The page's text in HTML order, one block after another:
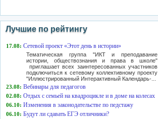
Лучшие по рейтингу
17.08: Сетевой проект «Этот день в истории»
Тематическая группа "ИКТ и преподавание
истории, обществознания и права в школе"
приглашает всех заинтересованных участников
подключиться к сетевому коллективному проекту
"Иллюстрированный Интерактивный Календарь-...
23.08: Вебинары для педагогов
02.08: Отдых с семьей на квадроцикле и в доме на колесах
06.10: Изменения в законодательстве по педстажу
06.10: Будут ли сдавать ЕГЭ отличники?